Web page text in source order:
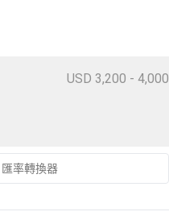
USD 3,200 - 4,000
匯率轉換器